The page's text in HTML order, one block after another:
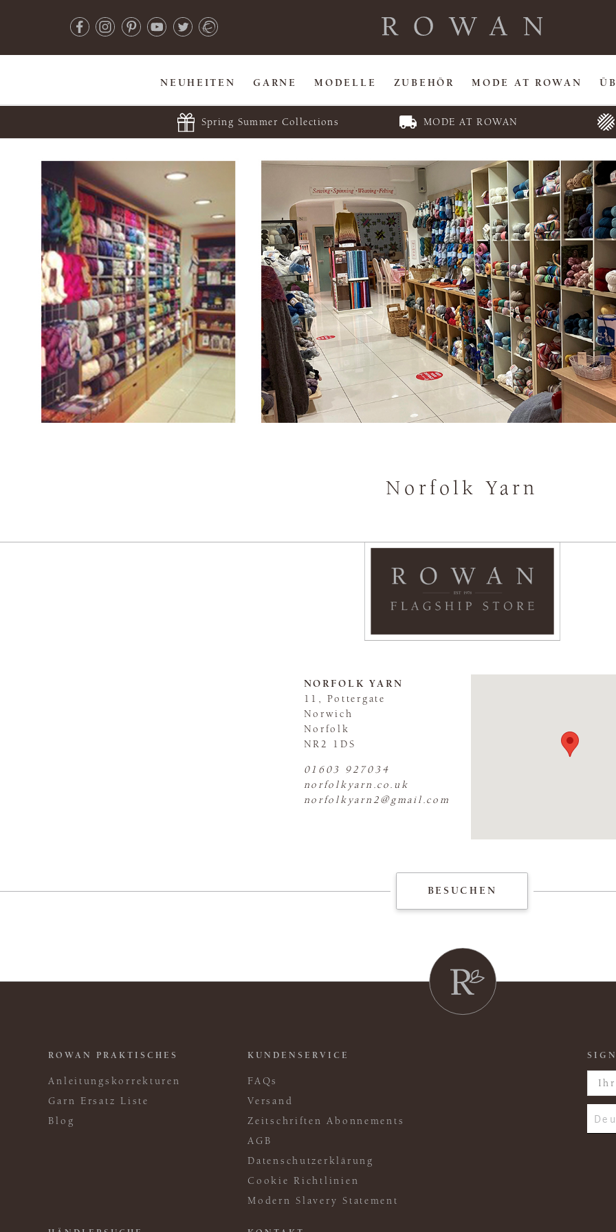
NEUHEITEN GARNE MODELLE ZUBEHÖR MODE AT ROWAN
Spring Summer Collections MODE AT ROWAN
Norfolk Yarn
NORFOLK YARN
11, Pottergate
Norwich
Norfolk
NR2 1DS
01603 927034
norfolkyarn.co.uk
norfolkyarn2@gmail.com
FLAGSHIP
BESUCHEN
ROWAN PRAKTISCHES
Anleitungskorrekturen
Garn Ersatz Liste
Blog
KUNDENSERVICE
FAQs
Versand
Zeitschriften Abonnements
AGB
Datenschutzerklärung
Cookie Richtlinien
Modern Slavery Statement